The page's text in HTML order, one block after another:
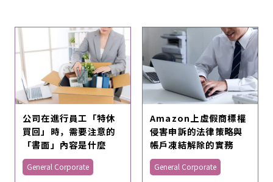
公司在進行員工「特休
買回」時，需要注意的
「書面」內容是什麼
General Corporate
Amazon上虛假商標權
侵害申訴的法律策略與
帳戶凍結解除的實務
General Corporate